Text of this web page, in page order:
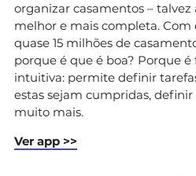
organizar casamentos – talvez
melhor e mais completa.
quase 15 milhões de
porque é que é boa? Porque
intuitiva: permite definir
estas sejam cumpridas,
muito mais.
Ver app >>